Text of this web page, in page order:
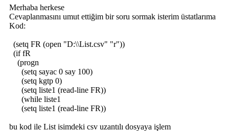
Merhaba herkese
Cevaplanmasını umut ettiğim bir soru sormak isterim üstatlarıma
Kod:
(setq FR (open "D:\\List.csv" "r"))
(if fR
(progn
(setq sayac 0 say 100)
(setq kgtp 0)
(setq liste1 (read-line FR))
(while liste1
(setq liste1 (read-line FR))
bu kod ile List isimdeki csv uzantılı dosyaya işlem